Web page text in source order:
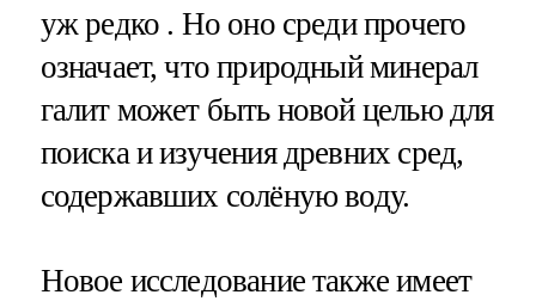
уж редко . Но оно среди прочего
означает, что природный минерал
галит может быть новой целью для
поиска и изучения древних сред,
содержавших солёную воду.
Новое исследование также имеет